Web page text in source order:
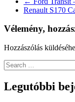
Renault S170
Vélemény,
Hozzászólás
Legutóbbi